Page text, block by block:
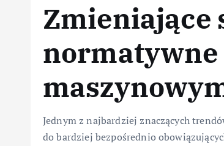
Zmieniające
normatywne
Jednym z najbardziej znaczących
do bardziej bezpośrednio